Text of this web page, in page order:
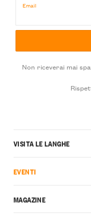
Email
Non riceverai mai
VISITA LE LANGHE
EVENTI
MAGAZINE